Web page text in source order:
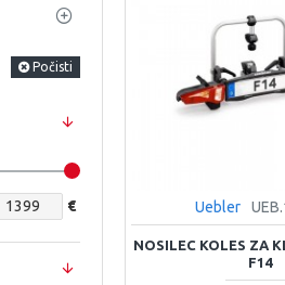
Počisti
€ Uebler
NOSILEC KOLES ZA
F14